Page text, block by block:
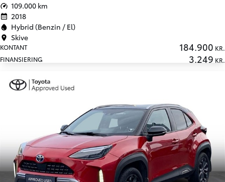
109.000 km
2018
Hybrid (Benzin / El)
Skive
KONTANT 184.900 KR.
FINANSIERING
3.249 KR.